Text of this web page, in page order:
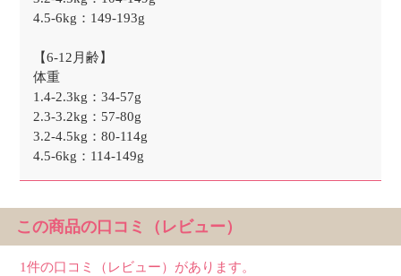
4.5-6kg：149-193g
【6-12月齢】
体重
1.4-2.3kg：34-57g
2.3-3.2kg：57-80g
3.2-4.5kg：80-114g
4.5-6kg：114-149g
この商品の口コミ（レビュー）
1件の口コミ（レビュー）があります。